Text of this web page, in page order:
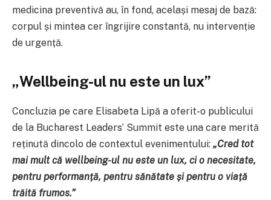
medicina preventivă au, în fond, același mesaj de bază:
corpul și mintea cer îngrijire constantă, nu intervenție
de urgență.
„Wellbeing-ul nu este un lux”
Concluzia pe care Elisabeta Lipă a oferit-o publicului
de la Bucharest Leaders’ Summit este una care merită
reținută dincolo de contextul evenimentului: „Cred tot
mai mult că wellbeing-ul nu este un lux, ci o necesitate,
pentru performanță, pentru sănătate și pentru o viață
trăită frumos.”